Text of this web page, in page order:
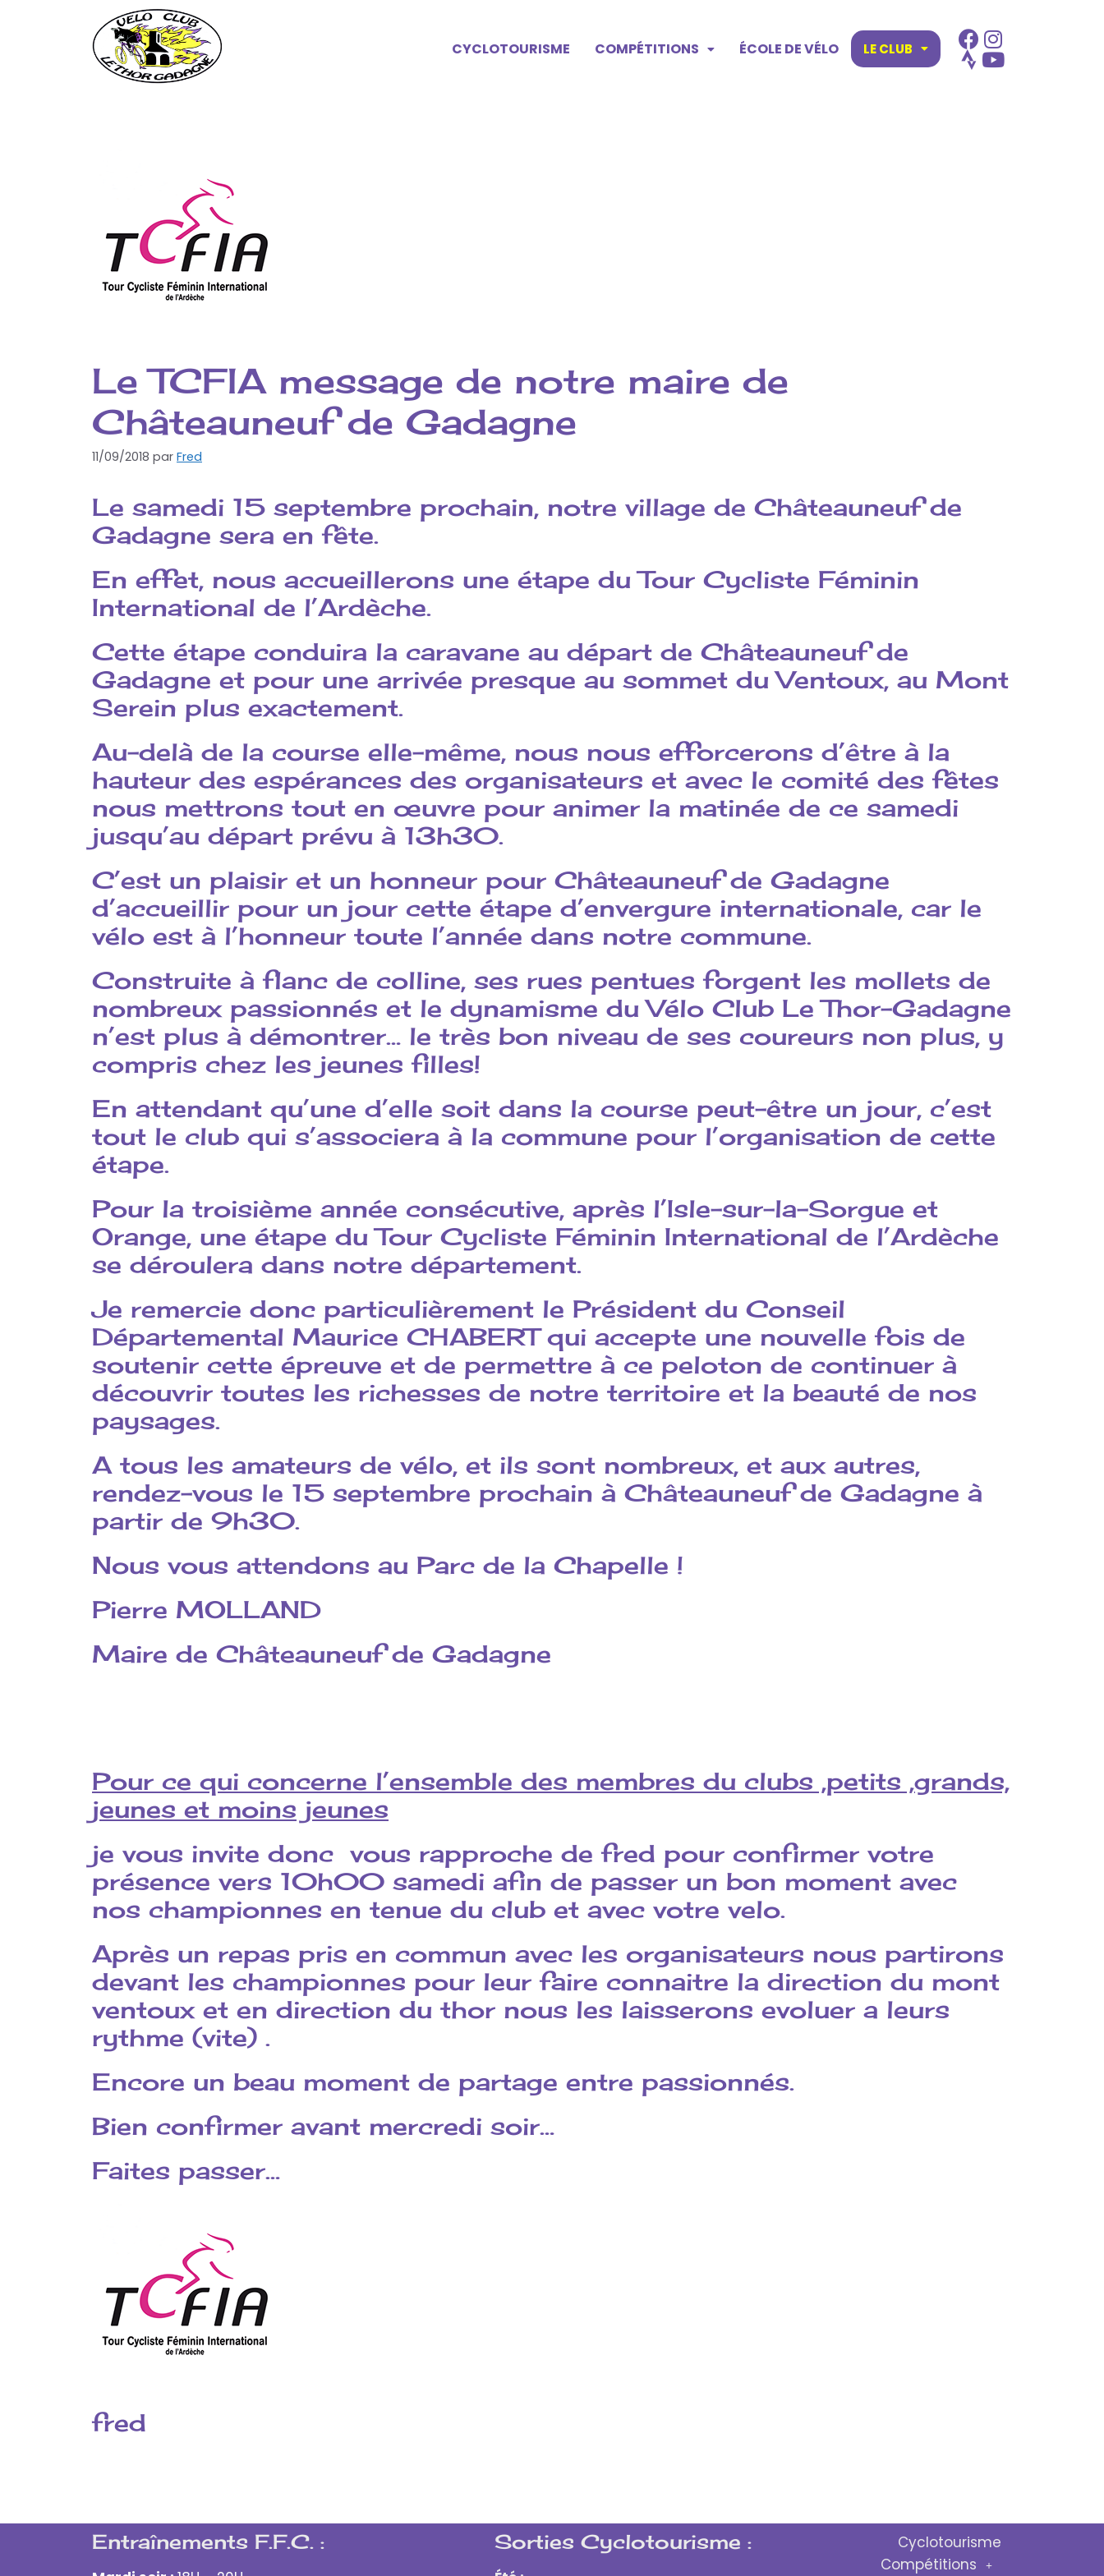
CYCLOTOURISME COMPÉTITIONS ÉCOLE DE VÉLO LE CLUB
Le TCFIA message de notre maire de
Châteauneuf de Gadagne
11/09/2018 par Fred
Le samedi 15 septembre prochain, notre village de Châteauneuf de
Gadagne sera en fête.
En effet, nous accueillerons une étape du Tour Cycliste Féminin
International de l’Ardèche.
Cette étape conduira la caravane au départ de Châteauneuf de
Gadagne et pour une arrivée presque au sommet du Ventoux, au Mont
Serein plus exactement.
Au-delà de la course elle-même, nous nous efforcerons d’être à la
hauteur des espérances des organisateurs et avec le comité des fêtes
nous mettrons tout en œuvre pour animer la matinée de ce samedi
jusqu’au départ prévu à 13h30.
C’est un plaisir et un honneur pour Châteauneuf de Gadagne
d’accueillir pour un jour cette étape d’envergure internationale, car le
vélo est à l’honneur toute l’année dans notre commune.
Construite à flanc de colline, ses rues pentues forgent les mollets de
nombreux passionnés et le dynamisme du Vélo Club Le Thor-Gadagne
n’est plus à démontrer… le très bon niveau de ses coureurs non plus, y
compris chez les jeunes filles!
En attendant qu’une d’elle soit dans la course peut-être un jour, c’est
tout le club qui s’associera à la commune pour l’organisation de cette
étape.
Pour la troisième année consécutive, après l’Isle-sur-la-Sorgue et
Orange, une étape du Tour Cycliste Féminin International de l’Ardèche
se déroulera dans notre département.
Je remercie donc particulièrement le Président du Conseil
Départemental Maurice CHABERT qui accepte une nouvelle fois de
soutenir cette épreuve et de permettre à ce peloton de continuer à
découvrir toutes les richesses de notre territoire et la beauté de nos
paysages.
A tous les amateurs de vélo, et ils sont nombreux, et aux autres,
rendez-vous le 15 septembre prochain à Châteauneuf de Gadagne à
partir de 9h30.
Nous vous attendons au Parc de la Chapelle !
Pierre MOLLAND
Maire de Châteauneuf de Gadagne
Pour ce qui concerne l’ensemble des membres du clubs ,petits ,grands,
jeunes et moins jeunes
je vous invite donc vous rapproche de fred pour confirmer votre
présence vers 10h00 samedi afin de passer un bon moment avec
nos championnes en tenue du club et avec votre velo.
Après un repas pris en commun avec les organisateurs nous partirons
devant les championnes pour leur faire connaitre la direction du mont
ventoux et en direction du thor nous les laisserons evoluer a leurs
rythme (vite) .
Encore un beau moment de partage entre passionnés.
Bien confirmer avant mercredi soir…
Faites passer…
fred
Entraînements F.F.C. : Sorties Cyclotourisme :
Cyclotourisme
Compétitions